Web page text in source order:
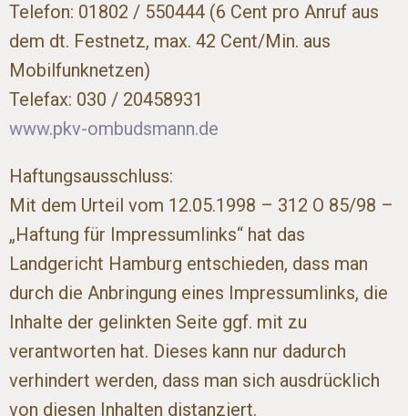
Telefon: 01802 / 550444 (6 Cent pro Anruf aus
dem dt. Festnetz, max. 42 Cent/Min. aus
Mobilfunknetzen)
Telefax: 030 / 20458931
www.pkv-ombudsmann.de
Haftungsausschluss:
Mit dem Urteil vom 12.05.1998 – 312 O 85/98 –
„Haftung für Impressumlinks“ hat das
Landgericht Hamburg entschieden, dass man
durch die Anbringung eines Impressumlinks, die
Inhalte der gelinkten Seite ggf. mit zu
verantworten hat. Dieses kann nur dadurch
verhindert werden, dass man sich ausdrücklich
von diesen Inhalten distanziert.